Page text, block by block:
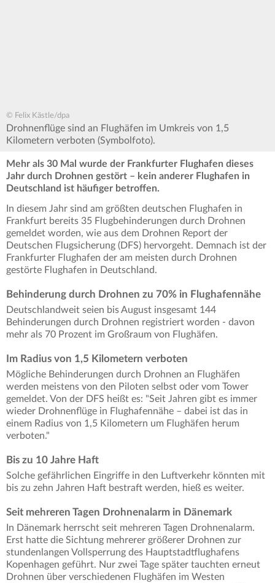
© Felix Kästle/dpa
Drohnenflüge sind an Flughäfen im Umkreis von 1,5
Kilometern verboten (Symbolfoto).
Mehr als 30 Mal wurde der Frankfurter Flughafen dieses
Jahr durch Drohnen gestört – kein anderer Flughafen in
Deutschland ist häufiger betroffen.
In diesem Jahr sind am größten deutschen Flughafen in
Frankfurt bereits 35 Flugbehinderungen durch Drohnen
gemeldet worden, wie aus dem Drohnen Report der
Deutschen Flugsicherung (DFS) hervorgeht. Demnach ist der
Frankfurter Flughafen der am meisten durch Drohnen
gestörte Flughafen in Deutschland.
Behinderung durch Drohnen zu 70% in Flughafennähe
Deutschlandweit seien bis August insgesamt 144
Behinderungen durch Drohnen registriert worden - davon
mehr als 70 Prozent im Großraum von Flughäfen.
Im Radius von 1,5 Kilometern verboten
Mögliche Behinderungen durch Drohnen an Flughäfen
werden meistens von den Piloten selbst oder vom Tower
gemeldet. Von der DFS heißt es: "Seit Jahren gibt es immer
wieder Drohnenflüge in Flughafennähe – dabei ist das in
einem Radius von 1,5 Kilometern um Flughäfen herum
verboten."
Bis zu 10 Jahre Haft
Solche gefährlichen Eingriffe in den Luftverkehr könnten mit
bis zu zehn Jahren Haft bestraft werden, hieß es weiter.
Seit mehreren Tagen Drohnenalarm in Dänemark
In Dänemark herrscht seit mehreren Tagen Drohnenalarm.
Erst hatte die Sichtung mehrerer größerer Drohnen zur
stundenlangen Vollsperrung des Hauptstadtflughafens
Kopenhagen geführt. Nur zwei Tage später tauchten erneut
Drohnen über verschiedenen Flughäfen im Westen